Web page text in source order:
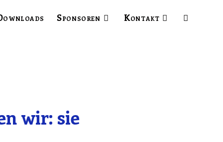
Sponsoren Kontakt
wir: sie